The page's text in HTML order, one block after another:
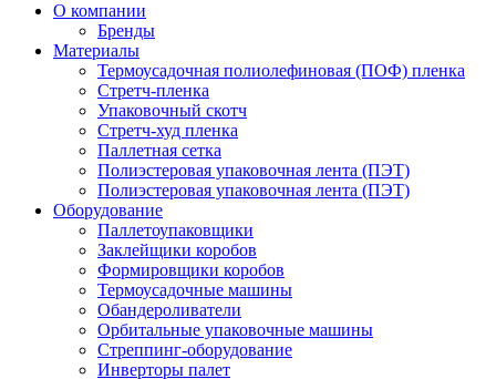
О компании
Бренды
Материалы
Термоусадочная полиолефиновая (ПОФ) пленка
Стретч-пленка
Упаковочный скотч
Стретч-худ пленка
Паллетная сетка
Полиэстеровая упаковочная лента (ПЭТ)
Полиэстеровая упаковочная лента (ПЭТ)
Оборудование
Паллетоупаковщики
Заклейщики коробов
Формировщики коробов
Термоусадочные машины
Обандероливатели
Орбитальные упаковочные машины
Стреппинг-оборудование
Инверторы палет